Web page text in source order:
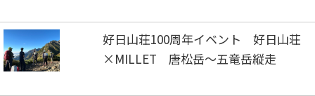
好日山荘100周年イベント 好日山荘
×MILLET 唐松岳～五竜岳縦走